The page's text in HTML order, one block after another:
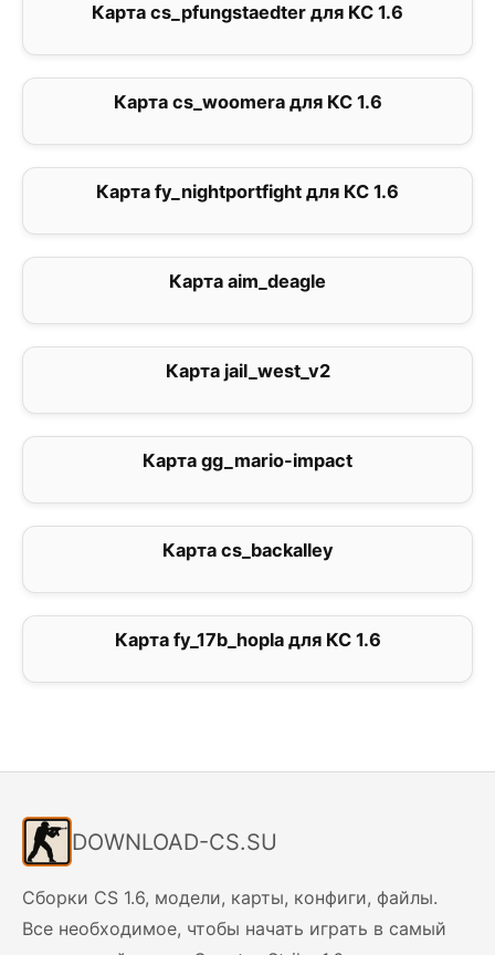
Карта cs_pfungstaedter для КС 1.6
Карта cs_woomera для КС 1.6
Карта fy_nightportfight для КС 1.6
Карта aim_deagle
Карта jail_west_v2
Карта gg_mario-impact
Карта cs_backalley
Карта fy_17b_hopla для КС 1.6
DOWNLOAD-CS.SU
Сборки CS 1.6, модели, карты, конфиги, файлы.
Все необходимое, чтобы начать играть в самый